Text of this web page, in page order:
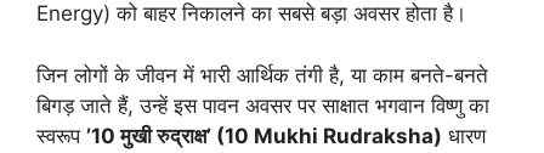
Energy) को बाहर निकालने का सबसे बड़ा अवसर होता है।
जिन लोगों के जीवन में भारी आर्थिक तंगी है, या काम बनते-बनते
बिगड़ जाते हैं, उन्हें इस पावन अवसर पर साक्षात भगवान विष्णु का
स्वरूप ’10 मुखी रुद्राक्ष’ (10 Mukhi Rudraksha) धारण